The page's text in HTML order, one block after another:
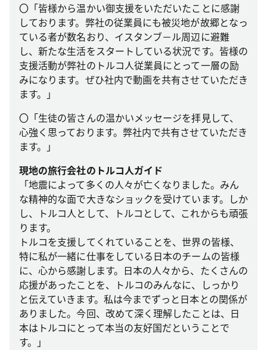
〇「皆様から温かい御支援をいただいたことに感謝
しております。弊社の従業員にも被災地が故郷となっ
ている者が数名おり、イスタンブ－ル周辺に避難
し、新たな生活をスタートしている状況です。皆様の
支援活動が弊社のトルコ人従業員にとって一層の励
みになります。ぜひ社内で動画を共有させていただき
ます。」
〇「生徒の皆さんの温かいメッセージを拝見して、
心強く思っております。弊社内で共有させていただき
ます。」
現地の旅行会社のトルコ人ガイド
「地震によって多くの人々が亡くなりました。みん
な精神的な面で大きなショックを受けています。しか
し、トルコ人として、トルコとして、これからも頑張
ります。
トルコを支援してくれていることを、世界の皆様、
特に私が一緒に仕事をしている日本のチームの皆様
に、心から感謝します。日本の人々から、たくさんの
応援があったことを、トルコのみんなに、しっかり
と伝えていきます。私は今までずっと日本との関係が
ありました。今回、改めて深く理解したことは、日
本はトルコにとって本当の友好国だということで
す。」